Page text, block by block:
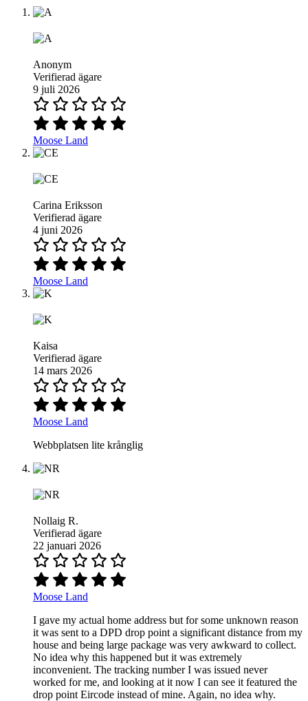
Anonym
Verifierad ägare
9 juli 2026
Moose Land
Carina Eriksson
Verifierad ägare
4 juni 2026
Moose Land
Kaisa
Verifierad ägare
14 mars 2026
Moose Land
Webbplatsen lite krånglig
Nollaig R.
Verifierad ägare
22 januari 2026
Moose Land
I gave my actual home address but for some unknown reason
it was sent to a DPD drop point a significant distance from my
house and being large package was very awkward to collect.
No idea why this happened but it was extremely
inconvenient. The tracking number I was issued never
worked for me, and looking at it now I can see it featured the
drop point Eircode instead of mine. Again, no idea why.